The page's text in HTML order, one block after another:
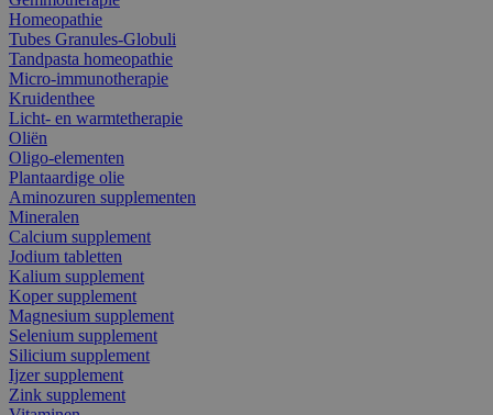
Homeopathie
Tubes Granules-Globuli
Tandpasta homeopathie
Micro-immunotherapie
Kruidenthee
Licht- en warmtetherapie
Oliën
Oligo-elementen
Plantaardige olie
Aminozuren supplementen
Mineralen
Calcium supplement
Jodium tabletten
Kalium supplement
Koper supplement
Magnesium supplement
Selenium supplement
Silicium supplement
Ijzer supplement
Zink supplement